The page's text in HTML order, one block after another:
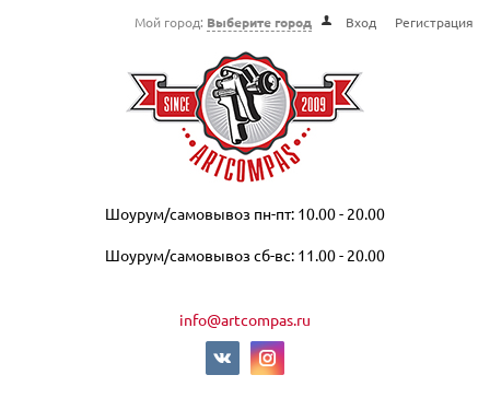
Мой город: Выберите город Вход Регистрация
Шоурум/самовывоз пн-пт: 10.00 - 20.00
Шоурум/самовывоз сб-вс: 11.00 - 20.00
info@artcompas.ru